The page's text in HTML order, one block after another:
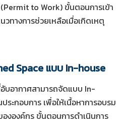
to Work) ขั้นตอนการเข้า
ทางการช่วยเหลือเมื่อเกิดเหตุ
Space แบบ In-house
บอากาศสามารถจัดแบบ In-
ะกอบการ เพื่อให้เนื้อหาการอบรม
องค์กร ขั้นตอนการดำเนินการ